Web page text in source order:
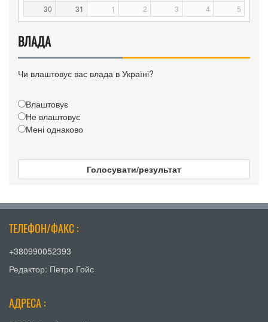
30
31 1 2 3 4 5
ВЛАДА
Чи влаштовує вас влада в Україні?
Влаштовує
Не влаштовує
Мені однаково
Голосувати/результат
ТЕЛЕФОН/ФАКС :
+380990052393
Редактор: Петро Гойс
АДРЕСА :